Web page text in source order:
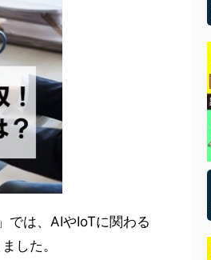
では、AIやIoTに関わる
した。